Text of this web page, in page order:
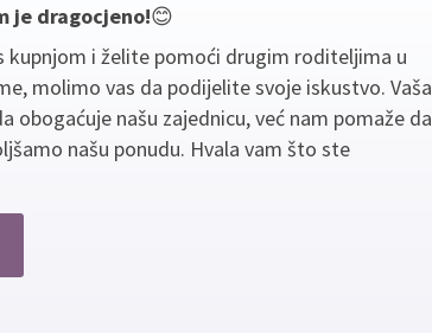
je dragocjeno!😊
kupnjom i želite pomoći drugim roditeljima u
molimo vas da podijelite svoje iskustvo. Vaša
obogaćuje našu zajednicu, već nam pomaže da
našu ponudu. Hvala vam što ste